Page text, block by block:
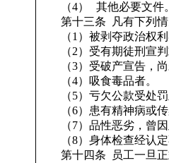
（4）
其他必要文件
第十三条
凡有下列
（1 ）被剥夺政治权
（2）受有期徒刑宣
（3）受破产宣告，
（4）吸食毒品者。
（5）亏欠公款受处
（6）患有精神病或
（7）品性恶劣，曾
（8）身体检查经认
第十四条
员工一旦